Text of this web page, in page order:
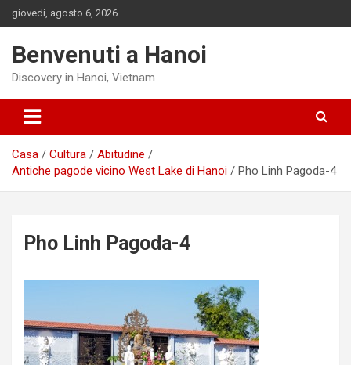
Salta
al
giovedi, agosto 6, 2026
Benvenuti a Hanoi
Discovery in Hanoi, Vietnam
Casa Cultura
Abitudine
Antiche pagode vicino West Lake di Hanoi
Pho Linh Pagoda-4
Pho Linh Pagoda-4